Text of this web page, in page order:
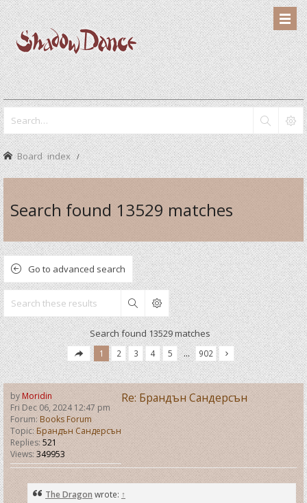
Board index
Search found 13529 matches
Go to advanced search
Search
Search found 13529 matches
1 2 3 4 5 … 902
byMoridin
Fri Dec 06, 2024 12:47 pm
Forum:Books Forum
Topic:Брандън Сандерсън
Replies:521
Views:349953
Re: Брандън Сандерсън
The Dragon wrote: ↑